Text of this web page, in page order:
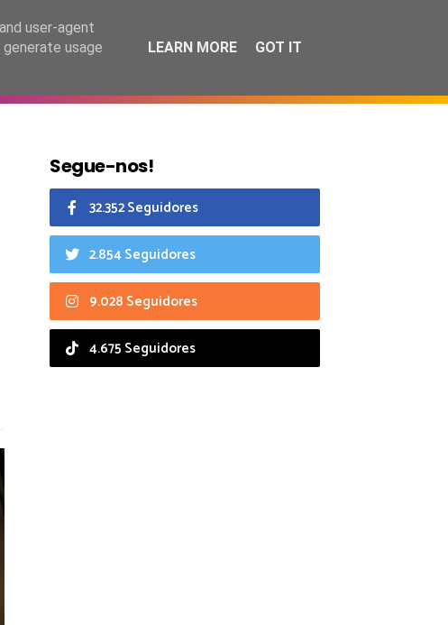
ESPECIAIS CALENDÁRIO
Segue-nos!
32.352 Seguidores
2.854 Seguidores
9.028 Seguidores
4.675 Seguidores
user-agent
usage
LEARN MORE GOT IT